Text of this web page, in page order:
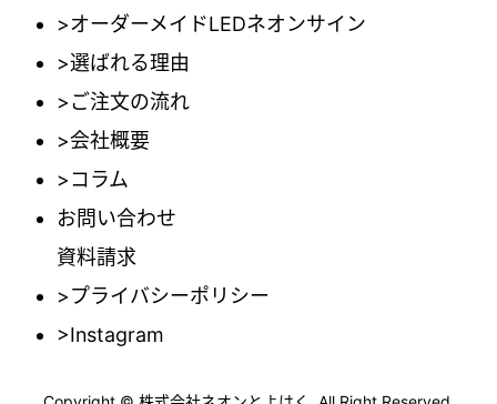
>オーダーメイドLEDネオンサイン
>選ばれる理由
>ご注文の流れ
>会社概要
>コラム
お問い合わせ
資料請求
>プライバシーポリシー
>Instagram